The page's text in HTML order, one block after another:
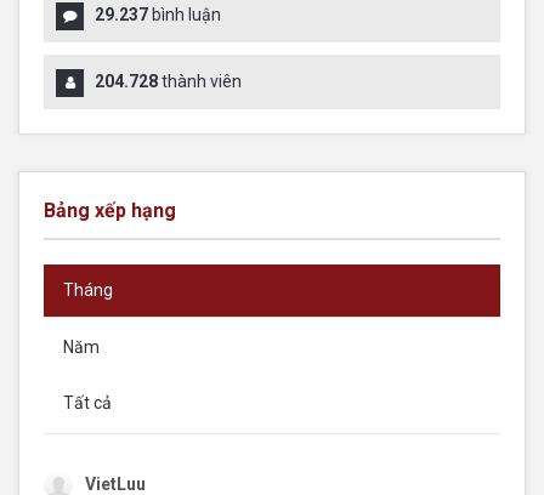
29.237 bình luận
204.728thành viên
Bảng xếp hạng
Tháng
Năm
Tất cả
VietLuu